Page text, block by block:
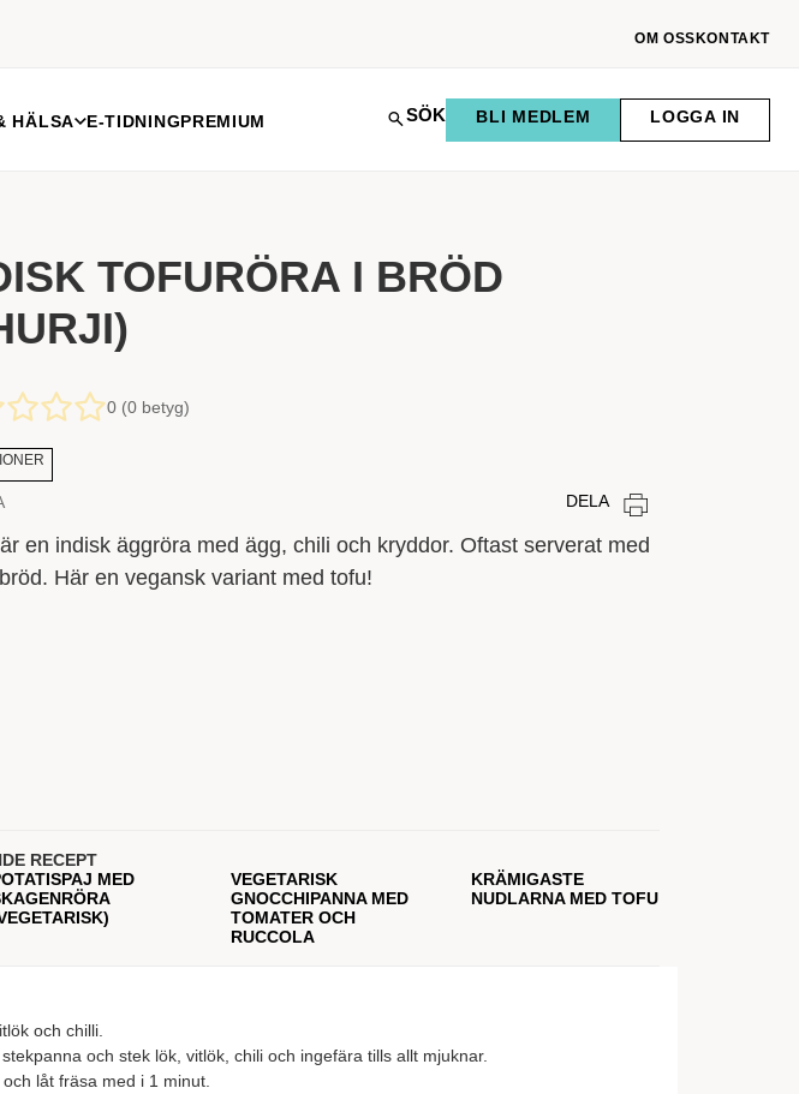
OM OSS KONTAKT
HÄLSA E-TIDNINGPREMIUM SÖK BLI MEDLEM LOGGA IN
TOFURÖRA I BRÖD
0 (0 betyg)
DELA
en indisk äggröra med ägg, chili och kryddor. Oftast serverat med
Här en vegansk variant med tofu!
RECEPT
MED
VEGETARISK
GNOCCHIPANNA MED
TOMATER OCH
RUCCOLA
KRÄMIGASTE
NUDLARNA MED TOFU
och chilli.
och stek lök, vitlök, chili och ingefära tills allt mjuknar.
låt fräsa med i 1 minut.